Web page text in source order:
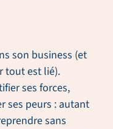
son business (et
tout est lié).
ses forces,
ses peurs : autant
sans